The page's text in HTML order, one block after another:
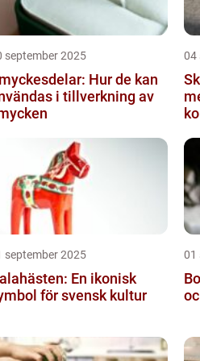
september 2025
Hur de kan
i tillverkning av
04
september 2025
En ikonisk
för svensk kultur
01